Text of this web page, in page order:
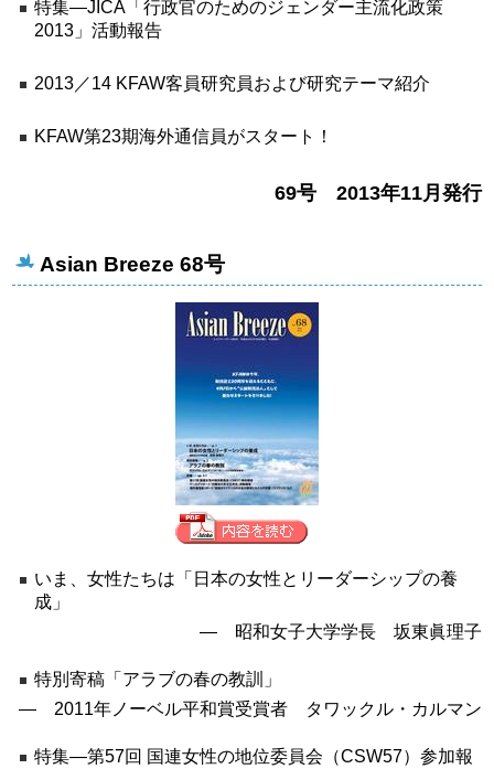
特集―JICA「行政官のためのジェンダー主流化政策
2013」活動報告
2013／14 KFAW客員研究員および研究テーマ紹介
KFAW第23期海外通信員がスタート！
69号 2013年11月発行
Asian Breeze 68号
いま、女性たちは「日本の女性とリーダーシップの養
成」
― 昭和女子大学学長 坂東眞理子
特別寄稿「アラブの春の教訓」
― 2011年ノーベル平和賞受賞者 タワックル・カルマン
特集―第57回 国連女性の地位委員会（CSW57）参加報